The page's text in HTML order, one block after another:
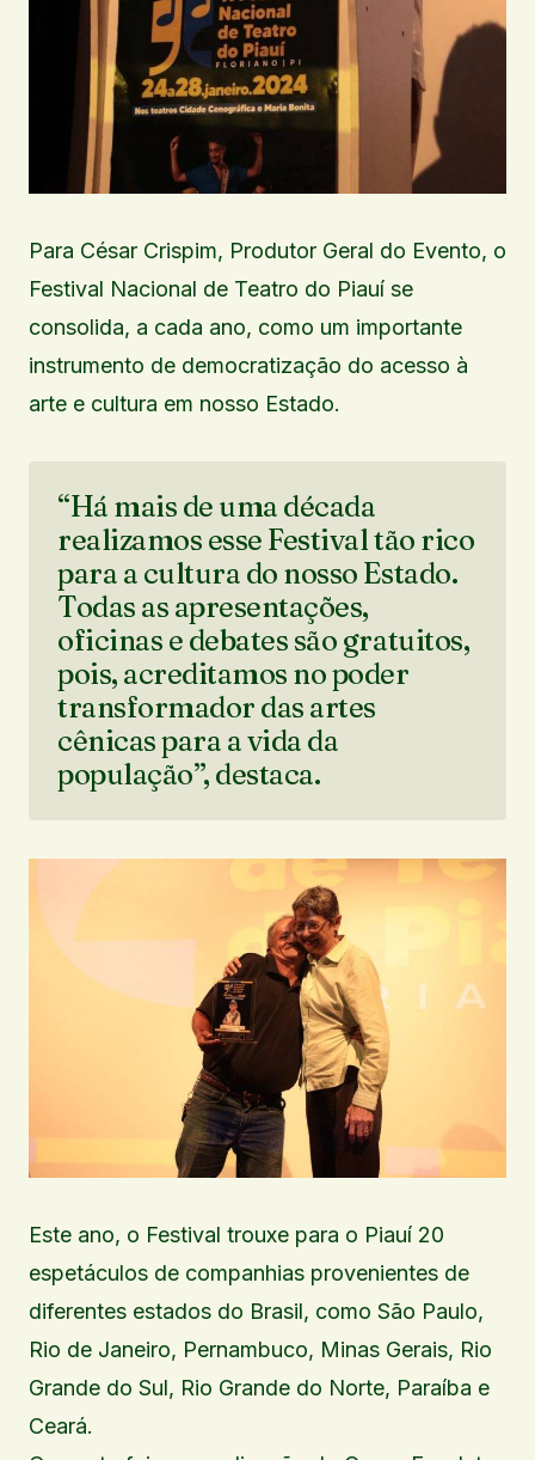
Para César Crispim, Produtor Geral do Evento, o
Festival Nacional de Teatro do Piauí se
consolida, a cada ano, como um importante
instrumento de democratização do acesso à
arte e cultura em nosso Estado.
“Há mais de uma década
realizamos esse Festival tão rico
para a cultura do nosso Estado.
Todas as apresentações,
oficinas e debates são gratuitos,
pois, acreditamos no poder
transformador das artes
cênicas para a vida da
população”, destaca.
Este ano, o Festival trouxe para o Piauí 20
espetáculos de companhias provenientes de
diferentes estados do Brasil, como São Paulo,
Rio de Janeiro, Pernambuco, Minas Gerais, Rio
Grande do Sul, Rio Grande do Norte, Paraíba e
Ceará.